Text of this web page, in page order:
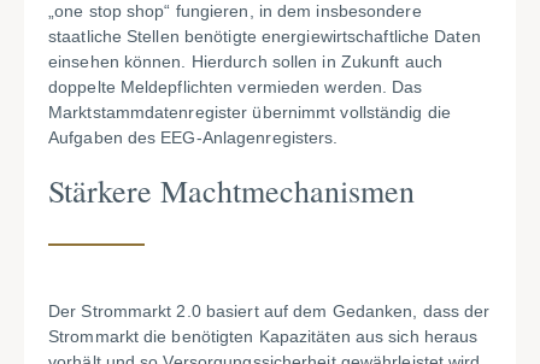
„one stop shop“ fungieren, in dem insbesondere
staatliche Stellen benötigte energiewirtschaftliche Daten
einsehen können. Hierdurch sollen in Zukunft auch
doppelte Meldepflichten vermieden werden. Das
Marktstammdatenregister übernimmt vollständig die
Aufgaben des EEG-Anlagenregisters.
Stärkere Machtmechanismen
Der Strommarkt 2.0 basiert auf dem Gedanken, dass der
Strommarkt die benötigten Kapazitäten aus sich heraus